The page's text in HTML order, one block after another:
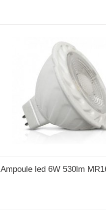
Ampoule led 6W 530lm